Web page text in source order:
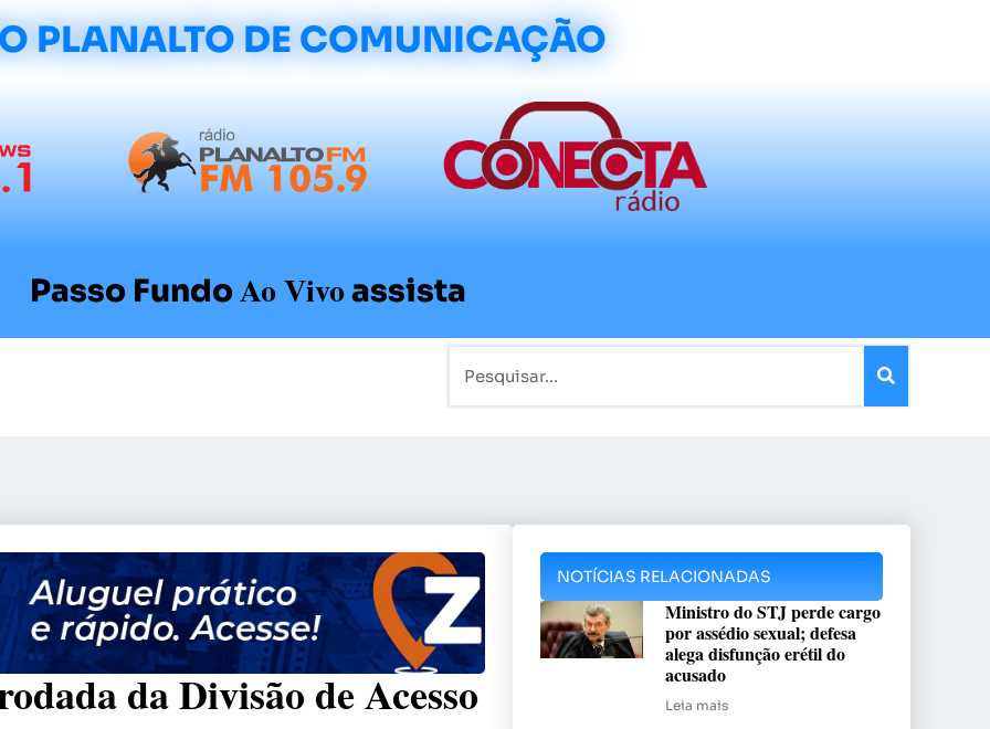
PLANALTO DE COMUNICAÇÃO
Passo FundoAo Vivoassista
da Divisão de Acesso
NOTÍCIAS RELACIONADAS
Ministro do STJ perde cargo
por assédio sexual; defesa
alega disfunção erétil do
acusado
Leia mais